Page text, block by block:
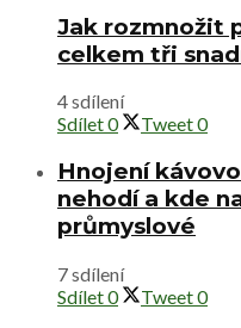
Jak rozmnožit
celkem tři
4 sdílení
Sdílet0 Tweet0
Hnojení
nehodí a kde
průmyslové
7 sdílení
Sdílet0 Tweet0